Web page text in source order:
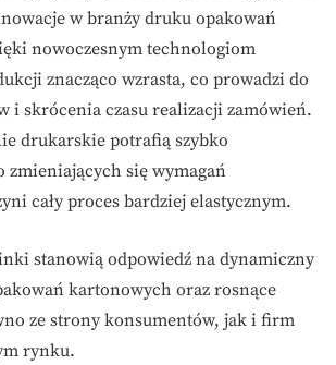
w branży druku opakowań
nowoczesnym technologiom
znacząco wzrasta, co prowadzi do
i skrócenia czasu realizacji zamówień.
drukarskie potrafią szybko
zmieniających się wymagań
cały proces bardziej elastycznym.
stanowią odpowiedź na dynamiczny
kartonowych oraz rosnące
ze strony konsumentów, jak i firm
rynku.